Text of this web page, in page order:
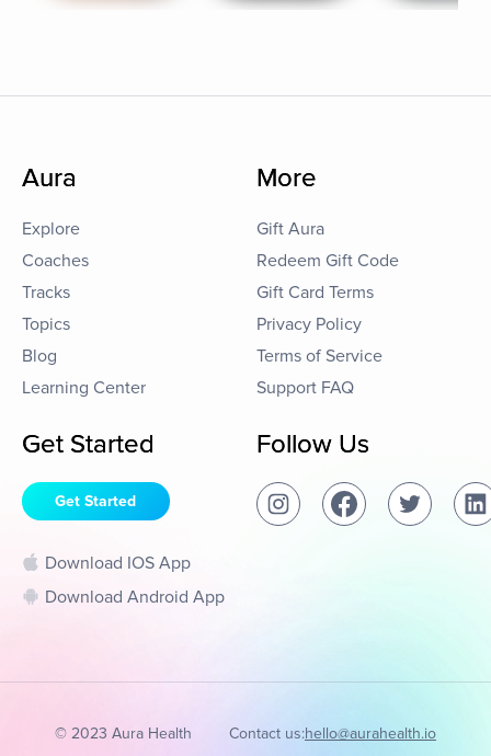
Aura
Explore
Coaches
Tracks
Topics
Blog
Learning Center
More
Gift Aura
Redeem Gift Code
Gift Card Terms
Privacy Policy
Terms of Service
Support FAQ
Get Started
Get Started
Download IOS App
Download Android App
Follow Us
© 2023 Aura Health Contact us:hello@aurahealth.io